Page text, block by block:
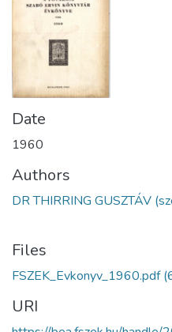
Date
1960
Authors
DR THIRRING GUSZTÁV
Files
FSZEK_Evkonyv_1960.pdf
URI